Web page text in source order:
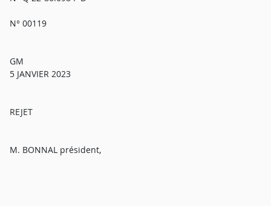
N° 00119
GM
5 JANVIER 2023
REJET
M. BONNAL président,